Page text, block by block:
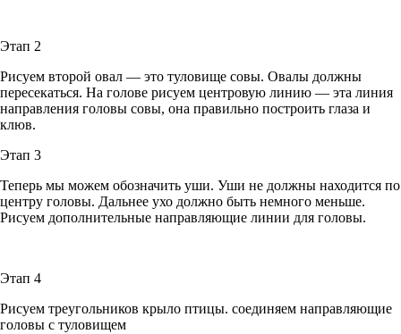
Этап 2
Рисуем второй овал — это туловище совы. Овалы должны
пересекаться. На голове рисуем центровую линию — эта линия
направления головы совы, она правильно построить глаза и
клюв.
Этап 3
Теперь мы можем обозначить уши. Уши не должны находится по
центру головы. Дальнее ухо должно быть немного меньше.
Рисуем дополнительные направляющие линии для головы.
Этап 4
Рисуем треугольников крыло птицы. соединяем направляющие
головы с туловищем